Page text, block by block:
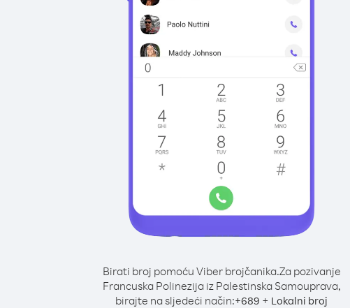
Birati broj pomoću Viber brojčanika.Za pozivanje
Francuska Polinezija iz Palestinska Samouprava,
birajte na sljedeći način:+689 + Lokalni broj